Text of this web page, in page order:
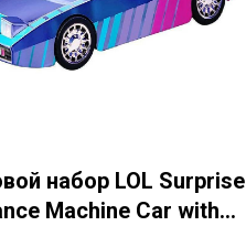
набор LOL Surprise
Machine Car with